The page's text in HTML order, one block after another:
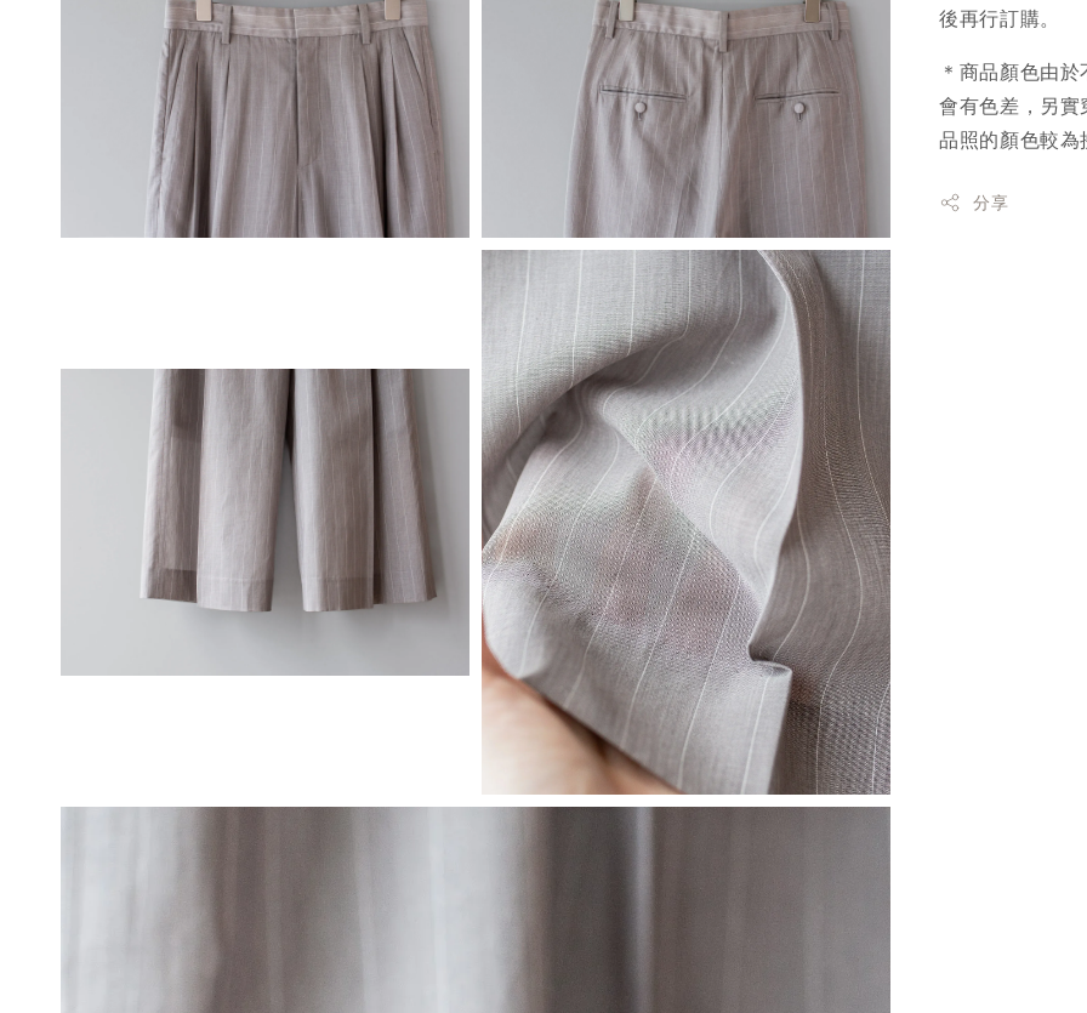
後再行訂購。
＊商品顏色由
會有色差，另實
品照的顏色較為
分享